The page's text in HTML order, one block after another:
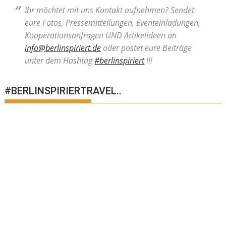
Ihr möchtet mit uns Kontakt aufnehmen? Sendet
eure Fotos, Pressemitteilungen, Eventeinladungen,
Kooperationsanfragen UND Artikelideen an
info@berlinspiriert.deoder postet eure Beiträge
unter dem Hashtag#berlinspiriert!!!
#BERLINSPIRIERTRAVEL..